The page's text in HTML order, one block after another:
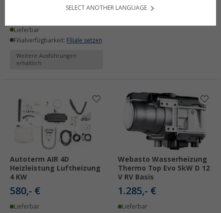
Lieferbar
Filialverfügbarkeit: Filiale setzen
Weitere Ausführungen
erhältlich
Lieferbar
Autoterm AIR 4D
Heizleistung Luftheizung
4 KW
580,- €
Lieferbar
Webasto Wasserheizung
Thermo Top Evo 5kW D 12
V RV Basis
1.285,- €
Lieferbar
SELECT ANOTHER LANGUAGE